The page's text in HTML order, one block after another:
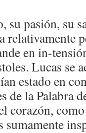
su pasión, su
relativamente
en in-
Lucas se
estado en
de la Palabra
corazón,
sumamente